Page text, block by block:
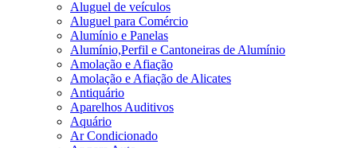
Aluguel de veículos
Aluguel para Comércio
Alumínio e Panelas
Alumínio,Perfil e Cantoneiras de Alumínio
Amolação e Afiação
Amolação e Afiação de Alicates
Antiquário
Aparelhos Auditivos
Aquário
Ar Condicionado